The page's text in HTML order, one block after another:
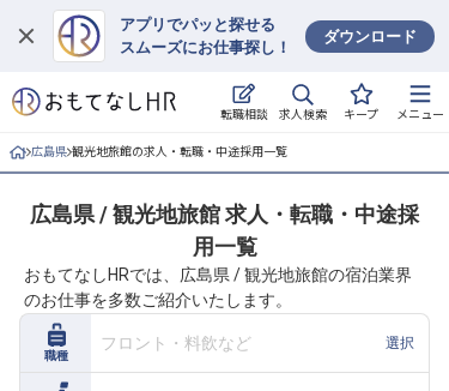
アプリでパッと探せる
スムーズにお仕事探し！
ダウンロード
転職相談 求人検索 キープ メニュー
ログイン
求人・施設を探す
就職・転職 合同説明会
おもてなしHRについて
ご利用の流れ
広島県 観光地旅館の求人・転職・中途採用一覧
広島県 / 観光地旅館 求人・転職・中途採
用一覧
おもてなしHRでは、広島県 / 観光地旅館の宿泊業界
のお仕事を多数ご紹介いたします。
職種
フロント・料飲など 選択